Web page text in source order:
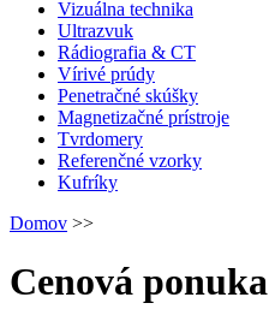
Vizuálna technika
Ultrazvuk
Rádiografia & CT
Vírivé prúdy
Penetračné skúšky
Magnetizačné prístroje
Tvrdomery
Referenčné vzorky
Kufríky
Domov >>
Cenová ponuka